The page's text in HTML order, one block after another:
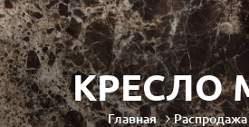
КРЕСЛО
Главная Распродажа